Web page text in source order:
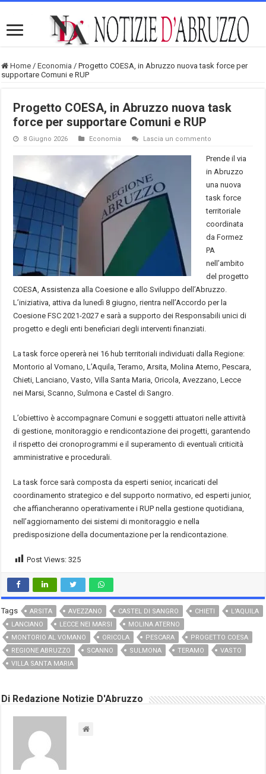
Home / Economia / Progetto COESA, in Abruzzo nuova task force per
supportare Comuni e RUP
Progetto COESA, in Abruzzo nuova task
force per supportare Comuni e RUP
8 Giugno 2026 Economia Lascia un commento
Prende il via
in Abruzzo
una nuova
task force
territoriale
coordinata
da Formez
PA
nell’ambito
del progetto
COESA, Assistenza alla Coesione e allo Sviluppo dell’Abruzzo.
L’iniziativa, attiva da lunedì 8 giugno, rientra nell’Accordo per la
Coesione FSC 2021-2027 e sarà a supporto dei Responsabili unici di
progetto e degli enti beneficiari degli interventi finanziati.
La task force opererà nei 16 hub territoriali individuati dalla Regione:
Montorio al Vomano, L’Aquila, Teramo, Arsita, Molina Aterno, Pescara,
Chieti, Lanciano, Vasto, Villa Santa Maria, Oricola, Avezzano, Lecce
nei Marsi, Scanno, Sulmona e Castel di Sangro.
L’obiettivo è accompagnare Comuni e soggetti attuatori nelle attività
di gestione, monitoraggio e rendicontazione dei progetti, garantendo
il rispetto dei cronoprogrammi e il superamento di eventuali criticità
amministrative e procedurali.
La task force sarà composta da esperti senior, incaricati del
coordinamento strategico e del supporto normativo, ed esperti junior,
che affiancheranno operativamente i RUP nella gestione quotidiana,
nell’aggiornamento dei sistemi di monitoraggio e nella
predisposizione della documentazione per la rendicontazione.
Post Views: 325
Tags ARSITA AVEZZANO CASTEL DI SANGRO CHIETI
L'AQUILA
LANCIANO
LECCE NEI MARSI
MOLINA ATERNO
MONTORIO AL VOMANO
ORICOLA PESCARA
PROGETTO COESA
REGIONE ABRUZZO
SCANNO SULMONA TERAMO
VASTO
VILLA SANTA MARIA
Di Redazione Notizie D'Abruzzo